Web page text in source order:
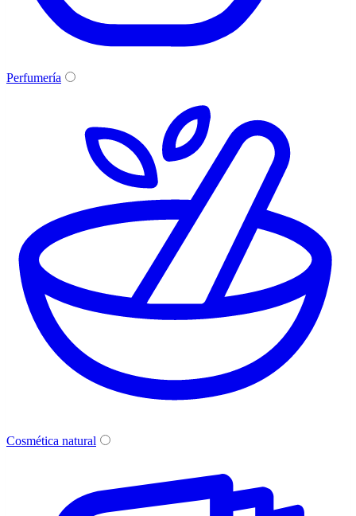
Perfumería
Cosmética natural